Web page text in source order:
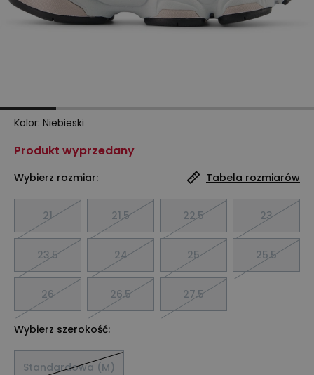
Kolor: Niebieski
Produkt wyprzedany
Wybierz rozmiar: Tabela rozmiarów
21 21.5 22.5 23
23.5 24 25 25.5
26 26.5 27.5
Wybierz szerokość:
Standardowa (M)